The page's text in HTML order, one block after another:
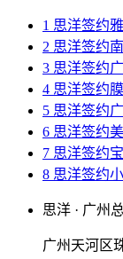
1 思洋签约
2 思洋签约
3 思洋签约
4 思洋签约
5 思洋签约
6 思洋签约
7 思洋签约
8 思洋签约
思洋 · 广州
广州天河区